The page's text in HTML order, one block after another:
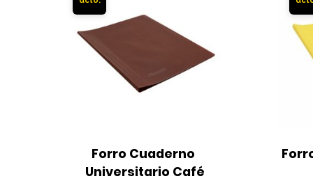
Forro Cuaderno
Universitario Café